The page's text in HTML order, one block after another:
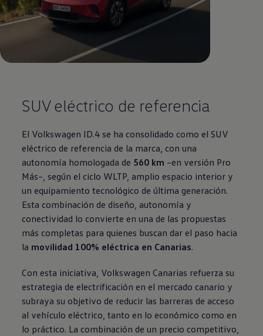
SUV eléctrico de referencia
El Volkswagen ID.4 se ha consolidado como el SUV
eléctrico de referencia de la marca, con una
autonomía homologada de 560 km –en versión Pro
Más–, según el ciclo WLTP, amplio espacio interior y
un equipamiento tecnológico de última generación.
Esta combinación de diseño, autonomía y
conectividad lo convierte en una de las propuestas
más completas para quienes buscan dar el paso hacia
la movilidad 100% eléctrica en Canarias.
Con esta iniciativa, Volkswagen Canarias refuerza su
estrategia de electrificación en el mercado canario y
subraya su objetivo de reducir las barreras de acceso
al vehículo eléctrico, tanto en lo económico como en
lo práctico. La combinación de un precio competitivo,